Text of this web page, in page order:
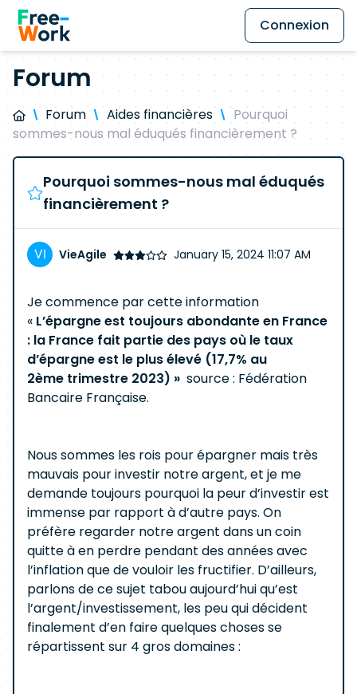
Connexion
Forum
Forum Aides financières
Pourquoi
sommes-nous mal éduqués financièrement ?
Pourquoi sommes-nous mal éduqués
financièrement ?
VieAgile January 15, 2024 11:07 AM
Je commence par cette information
« L’épargne est toujours abondante en France
: la France fait partie des pays où le taux
d’épargne est le plus élevé (17,7% au
2ème trimestre 2023) » source : Fédération
Bancaire Française.
Nous sommes les rois pour épargner mais très
mauvais pour investir notre argent, et je me
demande toujours pourquoi la peur d’investir est
immense par rapport à d’autre pays. On
préfère regarder notre argent dans un coin
quitte à en perdre pendant des années avec
l’inflation que de vouloir les fructifier. D’ailleurs,
parlons de ce sujet tabou aujourd’hui qu’est
l’argent/investissement, les peu qui décident
finalement d’en faire quelques choses se
répartissent sur 4 gros domaines :